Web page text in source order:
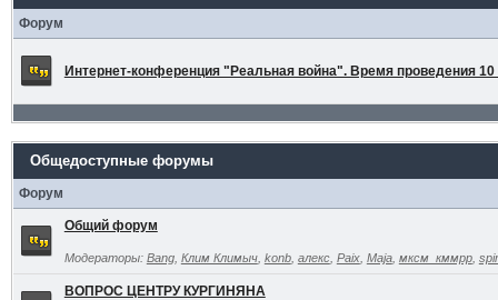
Форум
Интернет-конференция "Реальная война". Время проведения 10
Общедоступные форумы
Форум
Общий форум
Модераторы: Bang, Клим Климыч, konb, алекс, Paix, Maja, мксм_кммрр,
ВОПРОС ЦЕНТРУ КУРГИНЯНА